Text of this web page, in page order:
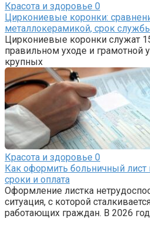
Красота и здоровье 0
Циркониевые коронки:
металлокерамикой, срок
Циркониевые коронки служат
правильном уходе и грамотной
крупных
Красота и здоровье 0
Как оформить больничный лист
сроки и оплата
Оформление листка
ситуация, с которой
работающих граждан. В 2026